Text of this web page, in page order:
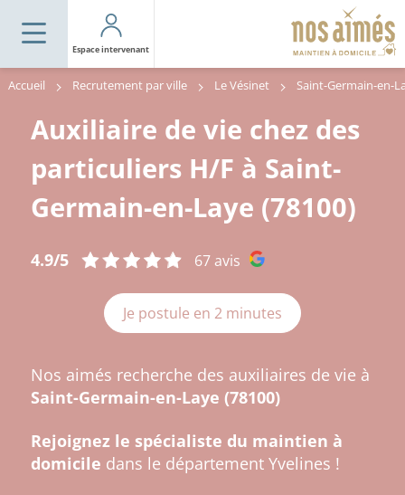
Espace intervenant
Accueil Recrutement par ville Le Vésinet
Auxiliaire de vie chez des
particuliers H/F à Saint-
Germain-en-Laye (78100)
4.9/5 67 avis
Je postule en 2 minutes
Nos aimés recherche des auxiliaires de vie à
Saint-Germain-en-Laye (78100)
Rejoignez le spécialiste du maintien à
domicile dans le département Yvelines !